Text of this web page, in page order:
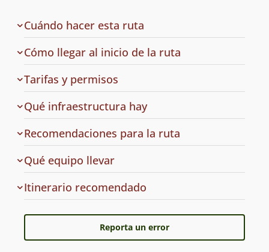
Cuándo hacer esta ruta
Cómo llegar al inicio de la ruta
Tarifas y permisos
acceso
Qué infraestructura hayen
la
ruta
Recomendaciones para la ruta
Qué equipo llevara
la
ruta
Cuál
es
Itinerario recomendado
Reporta un error